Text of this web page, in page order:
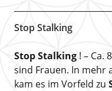
Stop Stalking
Stop Stalking! – Ca.
sind Frauen. In mehr
kam es im Vorfeld zu